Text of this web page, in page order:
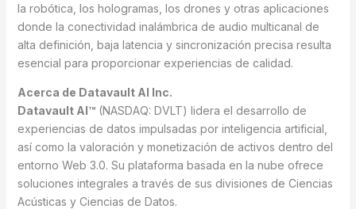
la robótica, los hologramas, los drones y otras aplicaciones
donde la conectividad inalámbrica de audio multicanal de
alta definición, baja latencia y sincronización precisa resulta
esencial para proporcionar experiencias de calidad.
Acerca de Datavault AI Inc.
Datavault AI™(NASDAQ: DVLT) lidera el desarrollo de
experiencias de datos impulsadas por inteligencia artificial,
así como la valoración y monetización de activos dentro del
entorno Web 3.0. Su plataforma basada en la nube ofrece
soluciones integrales a través de sus divisiones de Ciencias
Acústicas y Ciencias de Datos.